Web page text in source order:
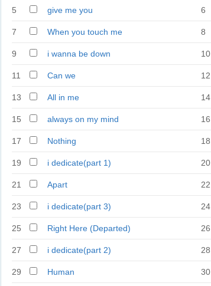
5 give me you 6
7 When you touch me 8
9 i wanna be down 10
11 Can we 12
13 All in me 14
15 always on my mind 16
17 Nothing 18
19 i dedicate(part 1) 20
21 Apart 22
23 i dedicate(part 3) 24
25
Right Here (Departed) 26
27 i dedicate(part 2) 28
29 Human 30